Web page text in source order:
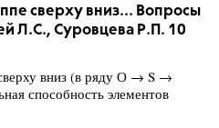
сверху вниз... Вопросы
Л.С., Суровцева Р.П. 10
вниз (в ряду О → S →
способность элементов